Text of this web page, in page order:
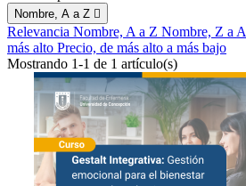
Nombre, A a Z 
Relevancia Nombre, A a Z Nombre, Z a A
más alto Precio, de más alto a más bajo
Mostrando 1-1 de 1 artículo(s)